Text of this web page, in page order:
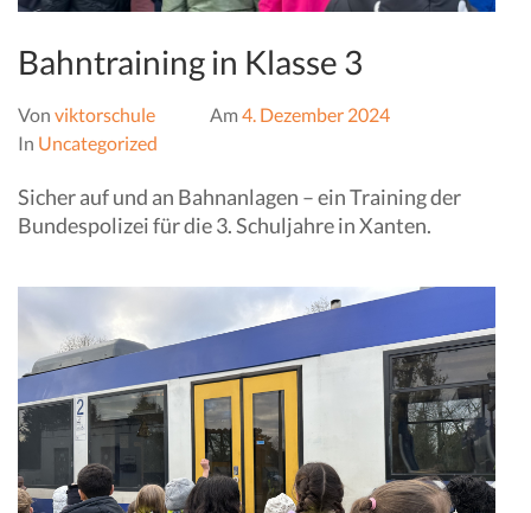
Bahntraining in Klasse 3
Von viktorschule Am 4. Dezember 2024
In Uncategorized
Sicher auf und an Bahnanlagen – ein Training der
Bundespolizei für die 3. Schuljahre in Xanten.